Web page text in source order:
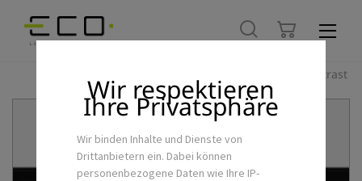
Hoher Kontrast
Wir respektieren
Ihre Privatsphäre
Wir binden Inhalte und Dienste von
Drittanbietern ein. Dabei können
personenbezogene Daten wie Ihre IP-